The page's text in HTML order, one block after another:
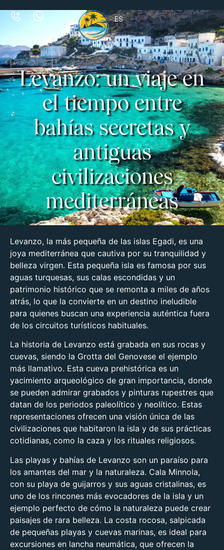
ES
Levanzo: un viaje en
el tiempo entre
bahías secretas y
antiguas
civilizaciones
mediterráneas
Levanzo, la más pequeña de las islas Egadi, es una
joya mediterránea que cautiva por su tranquilidad y
belleza virgen. Esta pequeña isla es famosa por sus
aguas turquesas, sus calas escondidas y un
patrimonio histórico que se remonta a miles de años
atrás, lo que la convierte en un destino ineludible
para quienes buscan una experiencia auténtica fuera
de los circuitos turísticos habituales.
La historia de Levanzo está grabada en sus rocas y
cuevas, siendo la Grotta del Genovese el ejemplo
más llamativo. Esta cueva prehistórica es un
yacimiento arqueológico de gran importancia, donde
se pueden admirar grabados y pinturas rupestres que
datan de los periodos paleolítico y neolítico. Estas
representaciones ofrecen una visión única de las
civilizaciones que habitaron la isla y de sus prácticas
cotidianas, como la caza y los rituales religiosos.
Las playas y bahías de Levanzo son un paraíso para
los amantes del mar y la naturaleza. Cala Minnola,
con su playa de guijarros y sus aguas cristalinas, es
uno de los rincones más evocadores de la isla y un
ejemplo perfecto de cómo la naturaleza puede crear
paisajes de rara belleza. La costa rocosa, salpicada
de pequeñas playas y cuevas marinas, es ideal para
excursiones en lancha neumática, que ofrecen la